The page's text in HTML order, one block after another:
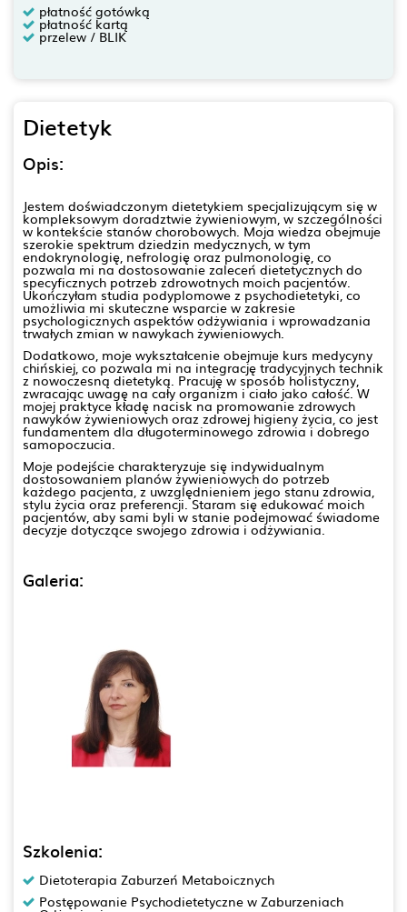
płatność gotówką
płatność kartą
przelew / BLIK
Dietetyk
Opis:
Jestem doświadczonym dietetykiem specjalizującym się w
kompleksowym doradztwie żywieniowym, w szczególności
w kontekście stanów chorobowych. Moja wiedza obejmuje
szerokie spektrum dziedzin medycznych, w tym
endokrynologię, nefrologię oraz pulmonologię, co
pozwala mi na dostosowanie zaleceń dietetycznych do
specyficznych potrzeb zdrowotnych moich pacjentów.
Ukończyłam studia podyplomowe z psychodietetyki, co
umożliwia mi skuteczne wsparcie w zakresie
psychologicznych aspektów odżywiania i wprowadzania
trwałych zmian w nawykach żywieniowych.
Dodatkowo, moje wykształcenie obejmuje kurs medycyny
chińskiej, co pozwala mi na integrację tradycyjnych technik
z nowoczesną dietetyką. Pracuję w sposób holistyczny,
zwracając uwagę na cały organizm i ciało jako całość. W
mojej praktyce kładę nacisk na promowanie zdrowych
nawyków żywieniowych oraz zdrowej higieny życia, co jest
fundamentem dla długoterminowego zdrowia i dobrego
samopoczucia.
Moje podejście charakteryzuje się indywidualnym
dostosowaniem planów żywieniowych do potrzeb
każdego pacjenta, z uwzględnieniem jego stanu zdrowia,
stylu życia oraz preferencji. Staram się edukować moich
pacjentów, aby sami byli w stanie podejmować świadome
decyzje dotyczące swojego zdrowia i odżywiania.
Galeria:
Szkolenia:
Dietoterapia Zaburzeń Metaboicznych
Postępowanie Psychodietetyczne w Zaburzeniach